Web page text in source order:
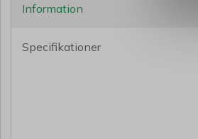
Information
Specifikationer